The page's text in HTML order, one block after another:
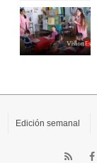
Edición semanal